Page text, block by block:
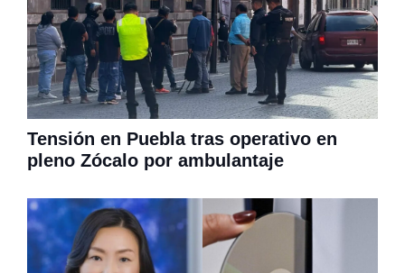
Tensión en Puebla tras operativo en
pleno Zócalo por ambulantaje